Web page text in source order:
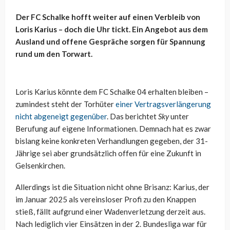
Der FC Schalke hofft weiter auf einen Verbleib von
Loris Karius – doch die Uhr tickt. Ein Angebot aus dem
Ausland und offene Gespräche sorgen für Spannung
rund um den Torwart.
Loris Karius könnte dem FC Schalke 04 erhalten bleiben –
zumindest steht der Torhütereiner Vertragsverlängerung
nicht abgeneigt gegenüber. Das berichtetSkyunter
Berufung auf eigene Informationen. Demnach hat es zwar
bislang keine konkreten Verhandlungen gegeben, der 31-
Jährige sei aber grundsätzlich offen für eine Zukunft in
Gelsenkirchen.
Allerdings ist die Situation nicht ohne Brisanz: Karius, der
im Januar 2025 als vereinsloser Profi zu den Knappen
stieß, fällt aufgrund einer Wadenverletzung derzeit aus.
Nach lediglich vier Einsätzen in der 2. Bundesliga war für